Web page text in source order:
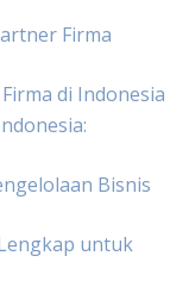
Firma
di Indonesia
Bisnis
untuk